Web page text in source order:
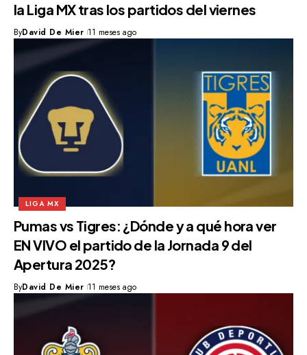
la Liga MX tras los partidos del viernes
ByDavid De Mier 11 meses ago
LIGA MX
Pumas vs Tigres: ¿Dónde y a qué hora ver
EN VIVO el partido de la Jornada 9 del
Apertura 2025?
ByDavid De Mier 11 meses ago